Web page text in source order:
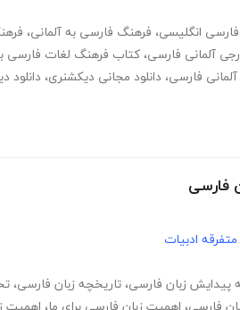
انگلیسی، فرهنگ فارسی به آلمانی،
آلمانی فارسی، کتاب فرهنگ لغات فارسی
فارسی، دانلود مجانی دیکشنری، دانلود
فارسی
ادبیات
پیدایش زبان فارسی، تاریخچه زبان فارسی،
فارسی، اهمیت زبان فارسی برای ما، اهمیت